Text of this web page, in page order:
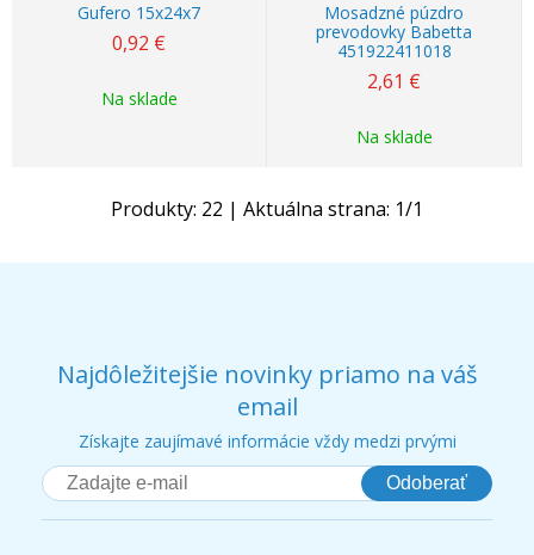
Gufero 15x24x7
0,92 €
Na sklade
Mosadzné púzdro
prevodovky Babetta
451922411018
2,61 €
Na sklade
Produkty: 22 | Aktuálna strana: 1/1
Najdôležitejšie novinky priamo na váš
email
Získajte zaujímavé informácie vždy medzi prvými
Odoberať